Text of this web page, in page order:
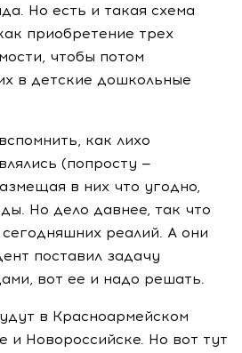
Но есть и такая схема
приобретение трех
чтобы потом
в детские дошкольные
как лихо
(попросту —
в них что угодно,
Но дело давнее, так что
реалий. А они
поставил задачу
вот ее и надо решать.
в Красноармейском
и Новороссийске. Но вот тут